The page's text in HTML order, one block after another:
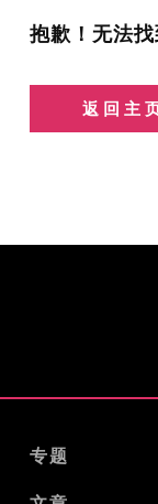
抱歉！无法找
返回主
专题